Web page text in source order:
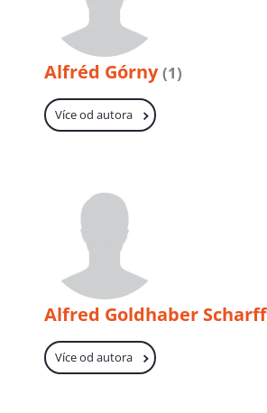
Alfréd Górny (1)
Více od autora
Alfred Goldhaber Scharff
Více od autora